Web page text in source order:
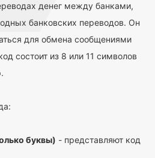
денег между банками,
банковских переводов. Он
для обмена сообщениями
состоит из 8 или 11 символов
буквы) - представляют код